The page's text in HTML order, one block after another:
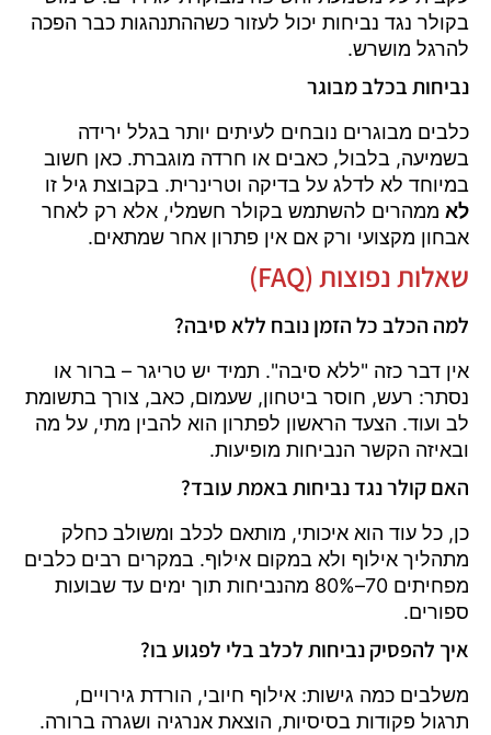
בקולר נגד נביחות יכול לעזור כשההתנהגות כבר הפכה
להרגל מושרש.
נביחות בכלב מבוגר
כלבים מבוגרים נובחים לעיתים יותר בגלל ירידה
בשמיעה, בלבול, כאבים או חרדה מוגברת. כאן חשוב
במיוחד לא לדלג על בדיקה וטרינרית. בקבוצת גיל זו
לא ממהרים להשתמש בקולר חשמלי, אלא רק לאחר
אבחון מקצועי ורק אם אין פתרון אחר שמתאים.
שאלות נפוצות (FAQ)
למה הכלב כל הזמן נובח ללא סיבה?
אין דבר כזה "ללא סיבה". תמיד יש טריגר – ברור או
נסתר: רעש, חוסר ביטחון, שעמום, כאב, צורך בתשומת
לב ועוד. הצעד הראשון לפתרון הוא להבין מתי, על מה
ובאיזה הקשר הנביחות מופיעות.
האם קולר נגד נביחות באמת עובד?
כן, כל עוד הוא איכותי, מותאם לכלב ומשולב כחלק
מתהליך אילוף ולא במקום אילוף. במקרים רבים כלבים
מפחיתים 70–80% מהנביחות תוך ימים עד שבועות
ספורים.
איך להפסיק נביחות לכלב בלי לפגוע בו?
משלבים כמה גישות: אילוף חיובי, הורדת גירויים,
תרגול פקודות בסיסיות, הוצאת אנרגיה ושגרה ברורה.